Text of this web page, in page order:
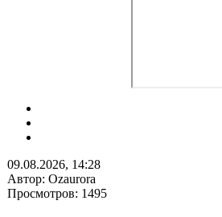
09.08.2026, 14:28
Автор: Ozaurora
Просмотров: 1495